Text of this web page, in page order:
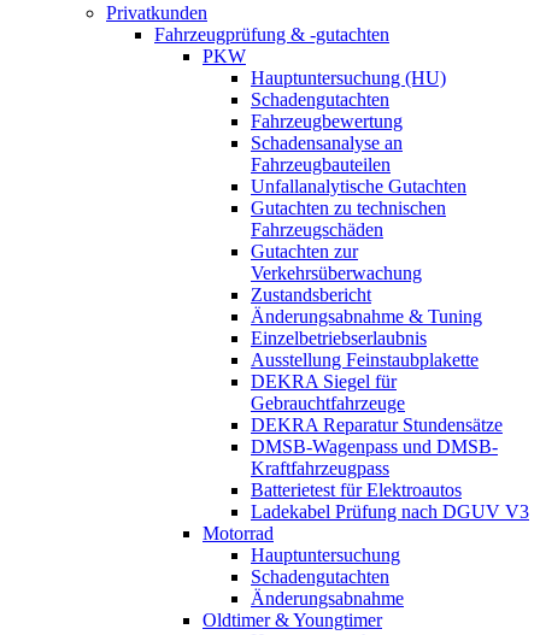
Privatkunden
Fahrzeugprüfung & -gutachten
PKW
Hauptuntersuchung (HU)
Schadengutachten
Fahrzeugbewertung
Schadensanalyse an
Fahrzeugbauteilen
Unfallanalytische Gutachten
Gutachten zu technischen
Fahrzeugschäden
Gutachten zur
Verkehrsüberwachung
Zustandsbericht
Änderungsabnahme & Tuning
Einzelbetriebserlaubnis
Ausstellung Feinstaubplakette
DEKRA Siegel für
Gebrauchtfahrzeuge
DEKRA Reparatur Stundensätze
DMSB-Wagenpass und DMSB-
Kraftfahrzeugpass
Batterietest für Elektroautos
Ladekabel Prüfung nach DGUV V3
Motorrad
Hauptuntersuchung
Schadengutachten
Änderungsabnahme
Oldtimer & Youngtimer